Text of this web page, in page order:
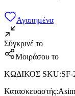
Αγαπημένα
Σύγκρινέ το
Μοιράσου το
ΚΩΔΙΚΟΣ SKU:SF-
Κατασκευαστής: